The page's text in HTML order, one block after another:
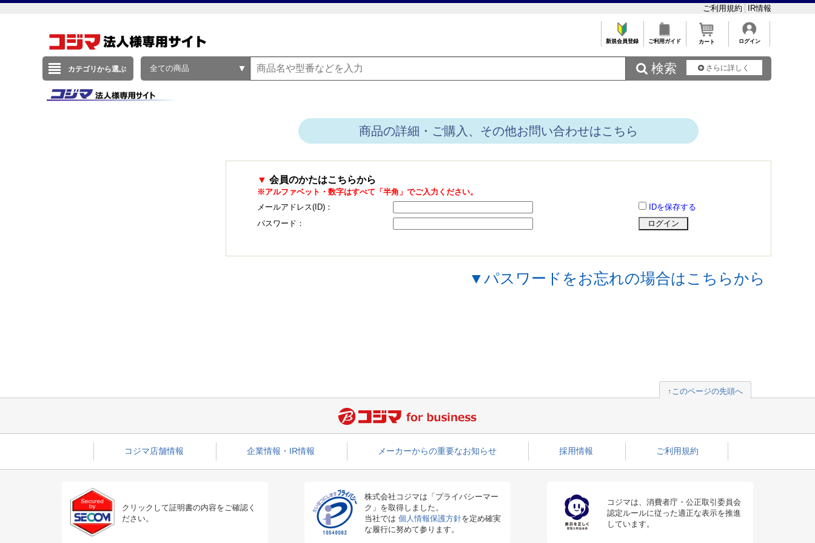
ご利用規約 IR情報
新規会員登録 ご利用ガイド カート ログイン
カテゴリから選ぶ 全ての商品  検索 さらに詳しく
商品の詳細・ご購入、その他お問い合わせはこちら
▼ 会員のかたはこちらから
※アルファベット・数字はすべて「半角」でご入力ください。
メールアドレス(ID)：
IDを保存する
パスワード：
▼パスワードをお忘れの場合はこちらから
↑このページの先頭へ
コジマ店舗情報 企業情報・IR情報 メーカーからの重要なお知らせ 採用情報 ご利用規約
クリックして証明書の内容をご確認く
ださい。
株式会社コジマは「プライバシーマー
ク」を取得しました。
当社では 個人情報保護方針を定め確実
な履行に努めて参ります。
コジマは、消費者庁・公正取引委員会
認定ルールに従った適正な表示を推進
しています。